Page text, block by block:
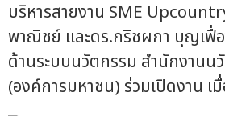
บริหารสายงาน SME
พาณิชย์ และดร.กริชผกา บุญเฟื่
ด้านระบบนวัตกรรม สำนักงานน
(องค์การมหาชน) ร่วมเปิดงาน เ